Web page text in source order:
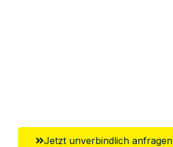
Jetzt unverbindlich anfragen